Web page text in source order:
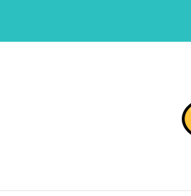
contenu